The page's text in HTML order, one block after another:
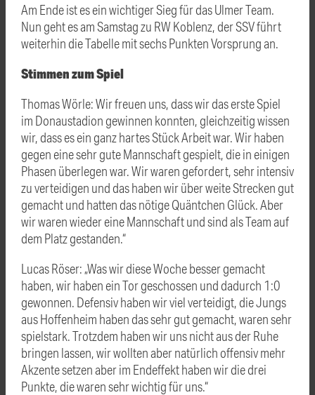
Am Ende ist es ein wichtiger Sieg für das Ulmer Team.
Nun geht es am Samstag zu RW Koblenz, der SSV führt
weiterhin die Tabelle mit sechs Punkten Vorsprung an.
Stimmen zum Spiel
Thomas Wörle: Wir freuen uns, dass wir das erste Spiel
im Donaustadion gewinnen konnten, gleichzeitig wissen
wir, dass es ein ganz hartes Stück Arbeit war. Wir haben
gegen eine sehr gute Mannschaft gespielt, die in einigen
Phasen überlegen war. Wir waren gefordert, sehr intensiv
zu verteidigen und das haben wir über weite Strecken gut
gemacht und hatten das nötige Quäntchen Glück. Aber
wir waren wieder eine Mannschaft und sind als Team auf
dem Platz gestanden.“
Lucas Röser: „Was wir diese Woche besser gemacht
haben, wir haben ein Tor geschossen und dadurch 1:0
gewonnen. Defensiv haben wir viel verteidigt, die Jungs
aus Hoffenheim haben das sehr gut gemacht, waren sehr
spielstark. Trotzdem haben wir uns nicht aus der Ruhe
bringen lassen, wir wollten aber natürlich offensiv mehr
Akzente setzen aber im Endeffekt haben wir die drei
Punkte, die waren sehr wichtig für uns.“